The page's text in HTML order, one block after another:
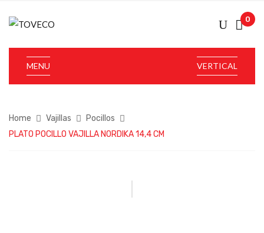
0
VERTICAL
MENU
Home Vajillas
Pocillos
PLATO POCILLO VAJILLA NORDIKA 14,4 CM